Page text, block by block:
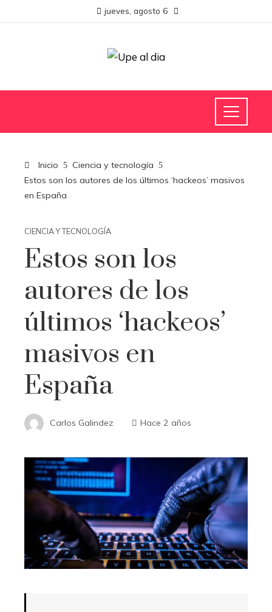
jueves, agosto 6
Inicio
Ciencia y tecnología
Estos son los autores de los últimos ‘hackeos’ masivos
en España
CIENCIA Y TECNOLOGÍA
Estos son los
autores de los
últimos ‘hackeos’
masivos en
España
Carlos Galindez Hace 2 años